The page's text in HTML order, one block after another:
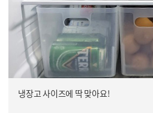
냉장고 사이즈에 딱 맞아요!